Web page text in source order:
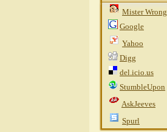
Mister Wrong
Google
Yahoo
Digg
del.icio.us
StumbleUpon
AskJeeves
Spurl